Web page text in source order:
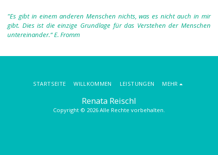
"Es gibt in einem anderen Menschen nichts, was es nicht auch in mir
gibt. Dies ist die einzige Grundlage für das Verstehen der Menschen
untereinander.“E. Fromm
Renata Reischl
Copyright © 2026 Alle Rechte vorbehalten.
STARTSEITE WILLKOMMEN LEISTUNGEN MEHR